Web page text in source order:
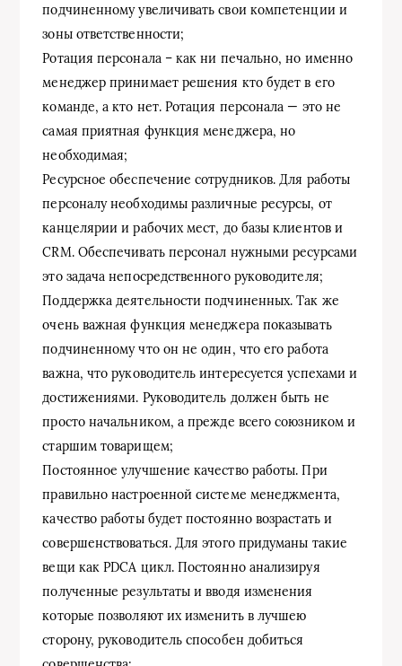
подчиненному увеличивать свои компетенции и
зоны ответственности;
Ротация персонала – как ни печально, но именно
менеджер принимает решения кто будет в его
команде, а кто нет. Ротация персонала — это не
самая приятная функция менеджера, но
необходимая;
Ресурсное обеспечение сотрудников. Для работы
персоналу необходимы различные ресурсы, от
канцелярии и рабочих мест, до базы клиентов и
CRM. Обеспечивать персонал нужными ресурсами
это задача непосредственного руководителя;
Поддержка деятельности подчиненных. Так же
очень важная функция менеджера показывать
подчиненному что он не один, что его работа
важна, что руководитель интересуется успехами и
достижениями. Руководитель должен быть не
просто начальником, а прежде всего союзником и
старшим товарищем;
Постоянное улучшение качество работы. При
правильно настроенной системе менеджмента,
качество работы будет постоянно возрастать и
совершенствоваться. Для этого придуманы такие
вещи как PDCA цикл. Постоянно анализируя
полученные результаты и вводя изменения
которые позволяют их изменить в лучшею
сторону, руководитель способен добиться